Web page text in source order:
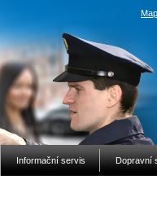
Informační servis Dopravní